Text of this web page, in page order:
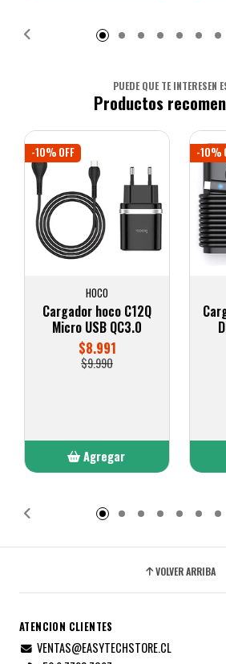
PUEDE QUE TE INTERESEN
Productos
-10% OFF
HOCO
Cargador hoco C12Q
Micro USB QC3.0
$8.991
$9.990
Agregar
-10%
VOLVER ARRIBA
ATENCION CLIENTES
VENTAS@EASYTECHSTORE.CL